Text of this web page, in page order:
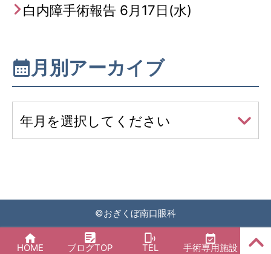
白内障手術報告 6月17日(水)
月別アーカイブ
年月を選択してください
HOME ブログTOP TEL 手術専用施設
PAGE
TOP
©おぎくぼ南口眼科